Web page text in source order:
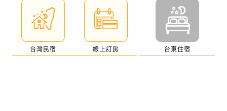
台灣民宿 線上訂房 台東住宿